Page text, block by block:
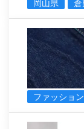
岡山県 倉
ファッション